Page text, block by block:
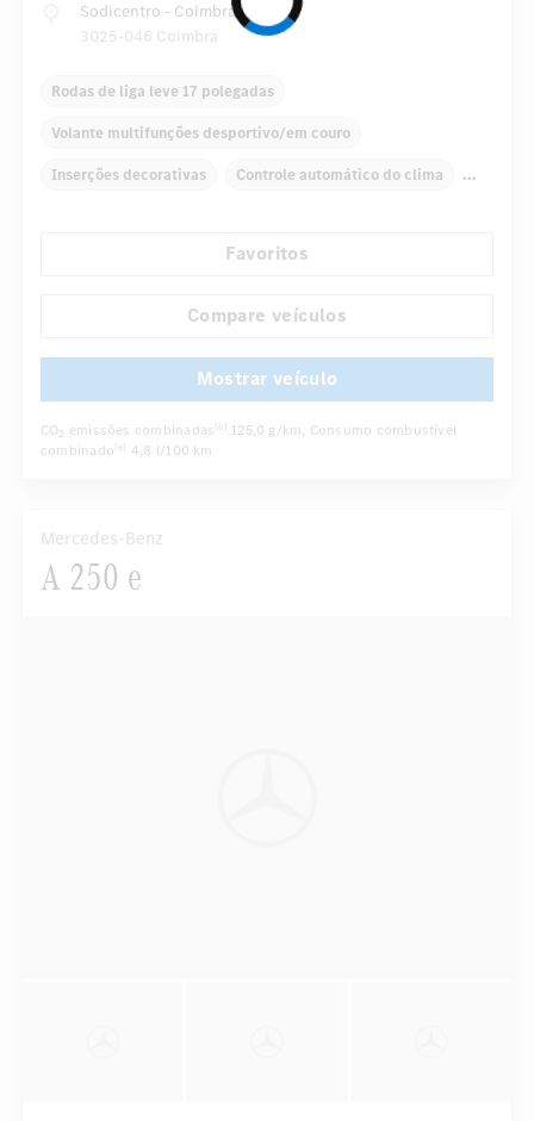
Sodicentro - Coimbra
3025-046 Coimbra
Rodas de liga leve 17 polegadas
Volante multifunções desportivo/em couro
Inserções decorativas Controle automático do clima
Retrovisor interno/externo com escurecimento automático
Favoritos
Compare veículos
Mostrar veículo
CO2 emissões combinadas [6] 125,0 g/km, Consumo combustível
combinado [6] 4,8 l/100 km
Mercedes-Benz
A 250 e